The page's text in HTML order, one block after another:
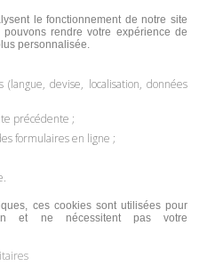
le fonctionnement de notre site
rendre votre expérience de
personnalisée.
(langue, devise, localisation, données
précédente ;
formulaires en ligne ;
ces cookies sont utilisées pour
et ne nécessitent pas votre